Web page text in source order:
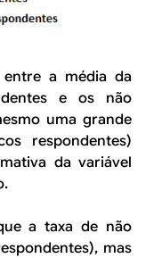
a média da
e os não
uma grande
respondentes)
da variável
a taxa de não
mas